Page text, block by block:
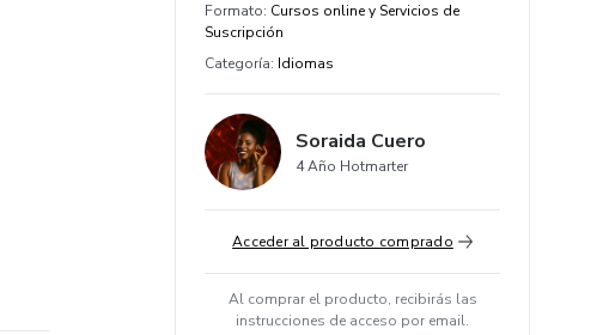
Formato: Cursos online y Servicios de
Suscripción
Categoría: Idiomas
Soraida Cuero
4 Año Hotmarter
Acceder al producto comprado
Al comprar el producto, recibirás las
instrucciones de acceso por email.